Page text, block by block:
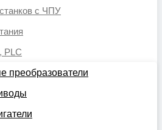
с ЧПУ
PLC
преобразователи